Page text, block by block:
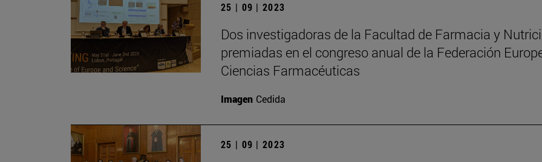
25 | 09 | 2023
Dos investigadoras de la Facultad de Farmacia y
premiadas en el congreso anual de la Federación
Ciencias Farmacéuticas
Imagen Cedida
25 | 09 | 2023